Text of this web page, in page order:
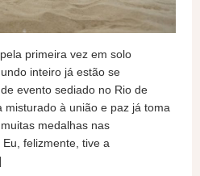
primeira vez em solo
inteiro já estão se
evento sediado no Rio de
misturado à união e paz já toma
medalhas nas
felizmente, tive a